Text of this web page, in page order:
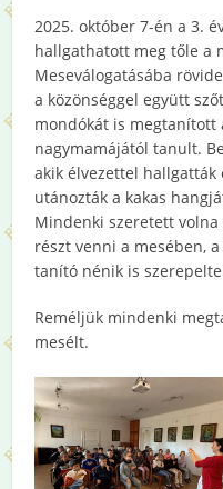
2025. október 7-én a 3.
hallgathatott meg tőle a
Meseválogatásába
a közönséggel együtt
mondókát is megtanított
nagymamájától tanult.
akik élvezettel hallgatták
utánozták a kakas
Mindenki szeretett
részt venni a mesében,
tanító nénik is
Reméljük mindenki
mesélt.